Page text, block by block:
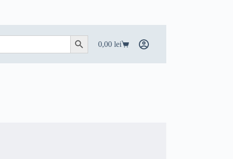
Search ButtonCoș
cumpărături
0,00 lei